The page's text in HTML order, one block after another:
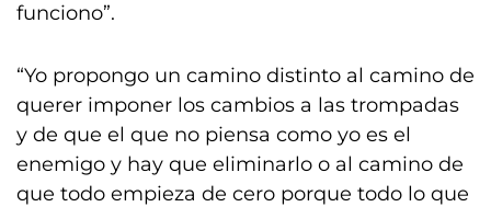
funciono”.
“Yo propongo un camino distinto al camino de
querer imponer los cambios a las trompadas
y de que el que no piensa como yo es el
enemigo y hay que eliminarlo o al camino de
que todo empieza de cero porque todo lo que